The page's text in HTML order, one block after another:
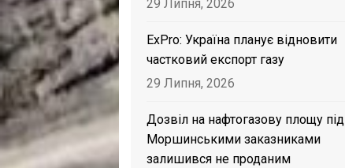
29 Липня, 2026
ExPro: Україна планує відновити
частковий експорт газу
29 Липня, 2026
Дозвіл на нафтогазову площу під
Моршинськими заказниками
залишився не проданим